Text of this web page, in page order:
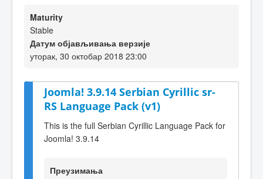
Maturity
Stable
Датум објављивања верзије
уторак, 30 октобар 2018 23:00
Joomla! 3.9.14 Serbian Cyrillic sr-
RS Language Pack (v1)
This is the full Serbian Cyrillic Language Pack for
Joomla! 3.9.14
Преузимања